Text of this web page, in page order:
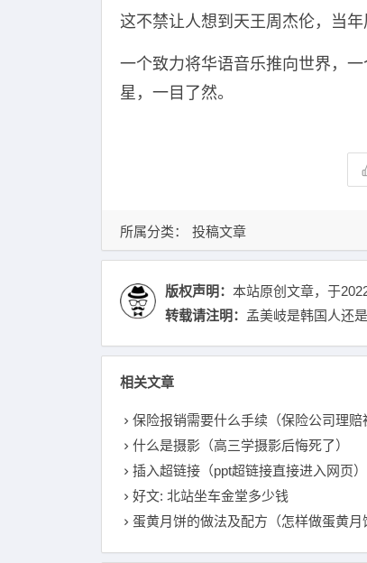
这不禁让人想到天王周杰伦，当
一个致力将华语音乐推向世界，
星，一目了然。
所属分类： 投稿文章
版权声明： 本站原创文章，于
转载请注明： 孟美岐是韩国人还
相关文章
保险报销需要什么手续（保险公司理赔
什么是摄影（高三学摄影后悔死了）
插入超链接（ppt超链接直接进入网页）
好文: 北站坐车金堂多少钱
蛋黄月饼的做法及配方（怎样做蛋黄月